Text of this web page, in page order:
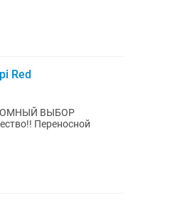
Red
ВЫБОР
Переносной